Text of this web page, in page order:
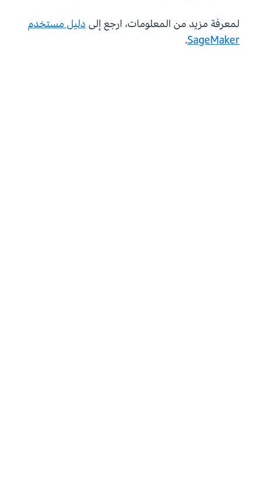
لمعرفة مزيد من المعلومات، ارجع إلىدليل مستخدم
SageMaker
.